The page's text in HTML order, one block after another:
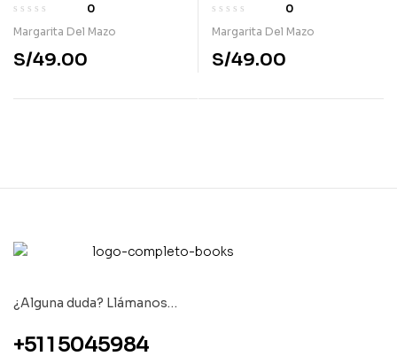
con monstruo
0
Margarita Del Mazo
S/49.00
con monstruo
0
Margarita Del Mazo
S/49.00
¿Alguna duda? Llámanos…
+51 1 5045984